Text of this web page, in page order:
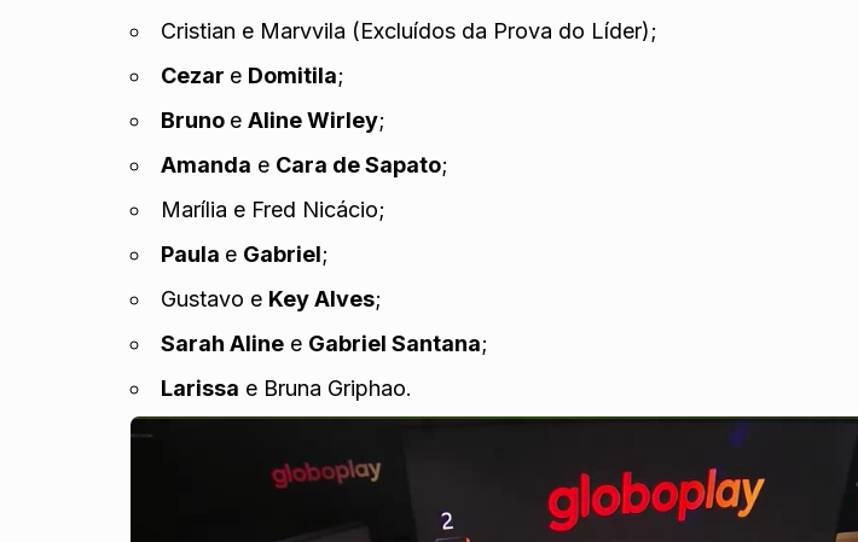
Cristian e Marvvila (Excluídos da Prova do Líder);
Cezar e Domitila;
Bruno eAline Wirley;
Amanda e Cara de Sapato;
Marília e Fred Nicácio;
Paula e Gabriel;
Gustavo e Key Alves;
Sarah Aline e Gabriel Santana;
Larissa e Bruna Griphao.